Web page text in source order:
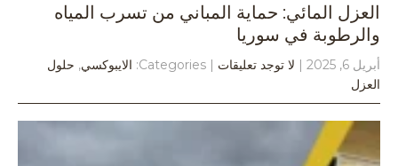
العزل المائي: حماية المباني من تسرب المياه
والرطوبة في سوريا
أبريل 6, 2025 | لا توجد تعليقات | Categories: الايبوكسي, حلول
العزل